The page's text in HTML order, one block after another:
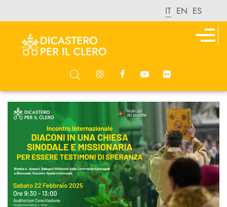
IT EN ES